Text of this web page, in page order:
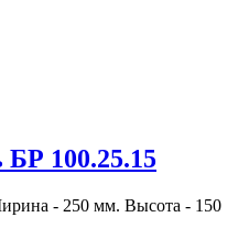
100.25.15
- 250 мм. Высота - 150